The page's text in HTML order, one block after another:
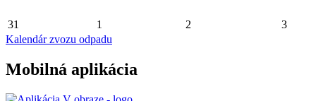
31 1 2
3
Kalendár zvozu odpadu
Mobilná aplikácia